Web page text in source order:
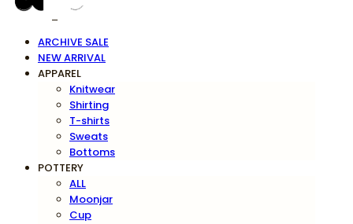
ARCHIVE SALE
NEW ARRIVAL
APPAREL
Knitwear
Shirting
T-shirts
Sweats
Bottoms
POTTERY
ALL
Moonjar
Cup